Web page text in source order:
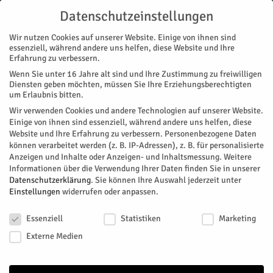
Start Stadtteile Jülich „Meilenstein für die Verkehrswende“
STADTTEILE JÜLICH
„Meilenstein für die Verkehrswende“
Eröffnung der weltweit ersten industrielle Anlage zur
Produktion von Solartreibstoffen im Brainergy Park Jülich. Die
Einweihung von DAWN fand anlässlich der
Sommersonnenwende am 20. Juni statt. Namhafte
Vertreterinnen und Vertreter aus Industrie und Politik
Solartreibstoff-Anlage.
VonHERZOG Redaktion -
Datenschutzeinstellungen
Wir nutzen Cookies auf unserer Website. Einige von ihnen sind
essenziell, während andere uns helfen, diese Website und Ihre
Erfahrung zu verbessern.
Wenn Sie unter 16 Jahre alt sind und Ihre Zustimmung zu freiwilligen
Diensten geben möchten, müssen Sie Ihre Erziehungsberechtigten
um Erlaubnis bitten.
Wir verwenden Cookies und andere Technologien auf unserer Website.
Einige von ihnen sind essenziell, während andere uns helfen, diese
Website und Ihre Erfahrung zu verbessern. Personenbezogene Daten
können verarbeitet werden (z. B. IP-Adressen), z. B. für personalisierte
Anzeigen und Inhalte oder Anzeigen- und Inhaltsmessung. Weitere
Informationen über die Verwendung Ihrer Daten finden Sie in unserer
Datenschutzerklärung. Sie können Ihre Auswahl jederzeit unter
Einstellungen widerrufen oder anpassen.
Essenziell
Statistiken
Marketing
Externe Medien